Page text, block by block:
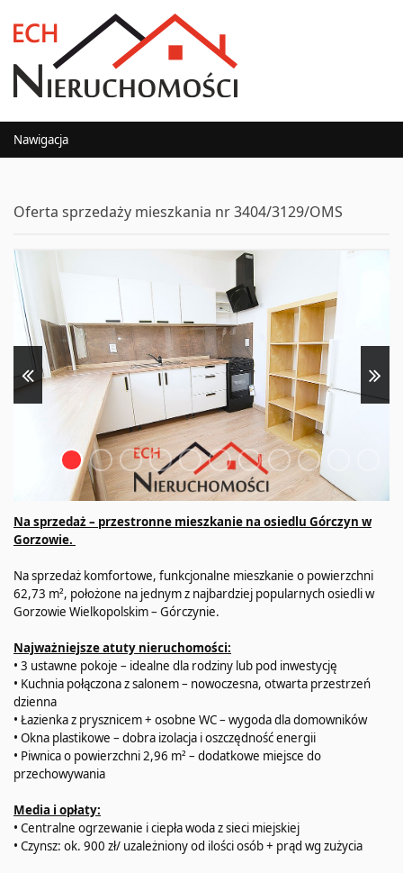
Nawigacja
Oferta sprzedaży mieszkania nr 3404/3129/OMS
Na sprzedaż – przestronne mieszkanie na osiedlu Górczyn w
Gorzowie.
Na sprzedaż komfortowe, funkcjonalne mieszkanie o powierzchni
62,73 m², położone na jednym z najbardziej popularnych osiedli w
Gorzowie Wielkopolskim – Górczynie.
Najważniejsze atuty nieruchomości:
• 3 ustawne pokoje – idealne dla rodziny lub pod inwestycję
• Kuchnia połączona z salonem – nowoczesna, otwarta przestrzeń
dzienna
• Łazienka z prysznicem + osobne WC – wygoda dla domowników
• Okna plastikowe – dobra izolacja i oszczędność energii
• Piwnica o powierzchni 2,96 m² – dodatkowe miejsce do
przechowywania
Media i opłaty:
• Centralne ogrzewanie i ciepła woda z sieci miejskiej
• Czynsz: ok. 900 zł/ uzależniony od ilości osób + prąd wg zużycia